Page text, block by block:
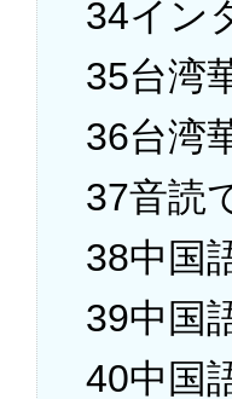
34イン
35台湾
36台湾
37音読
38中国
39中国
40中国